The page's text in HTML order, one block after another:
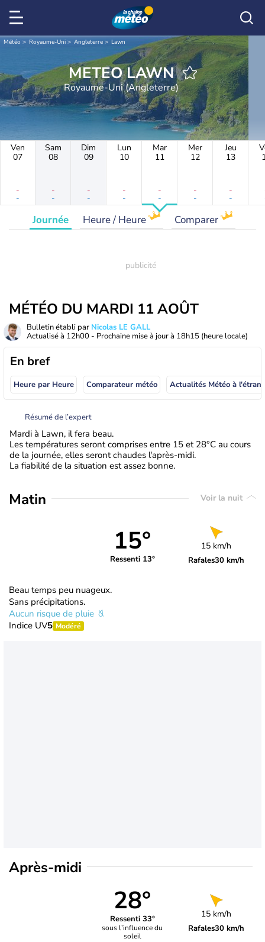
Météo Royaume-Uni Angleterre Lawn
METEO LAWN
Royaume-Uni (Angleterre)
Ven
07
-
-
Sam
08
-
-
Dim
09
-
-
Lun
10
-
-
Mar
11
-
-
Mer
12
-
-
Jeu
13
-
-
Journée Heure / Heure Comparer
MÉTÉO DU MARDI 11 AOÛT
Bulletin établi par Nicolas LE GALL
Actualisé à 12h00 - Prochaine mise à jour à 18h15 (heure locale)
En bref
Heure par Heure Comparateur météo
Résumé de l’expert
Mardi à Lawn, il fera beau.
Les températures seront comprises entre 15 et 28°C au cours
de la journée, elles seront chaudes l'après-midi.
La fiabilité de la situation est assez bonne.
Matin Voir la nuit
15°
Ressenti 13°
15 km/h
Rafales30 km/h
Beau temps peu nuageux.
Sans précipitations.
Aucun risque de pluie
Indice UV5 Modéré
Après-midi
28°
Ressenti 33°
sous l’influence du
soleil
15 km/h
Rafales30 km/h